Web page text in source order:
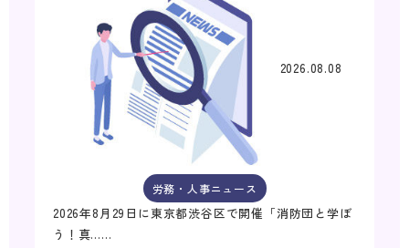
2026.08.08
労務・人事ニュース
2026年8月29日に東京都渋谷区で開催「消防団と学ぼ
う！真……